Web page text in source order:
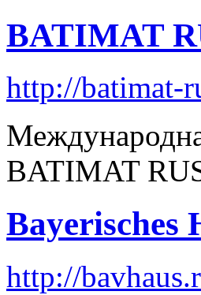
BATIMAT
http://batimat-
BATIMAT
Bayerisches
http://